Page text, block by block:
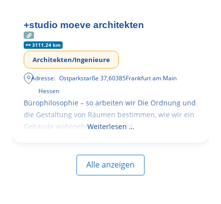
+studio moeve architekten
3111.24 km
Architekten/Ingenieure
Adresse: Ostparkstarße 37,60385Frankfurt am Main
Hessen
Bürophilosophie – so arbeiten wir Die Ordnung und
die Gestaltung von Räumen bestimmen, wie wir ein
Gebäude wahrnehmen, wie wohl
Weiterlesen …
Alle anzeigen